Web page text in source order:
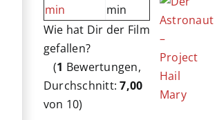
min
min
Wie hat Dir der Film
gefallen?
(1 Bewertungen,
Durchschnitt:7,00
von 10)